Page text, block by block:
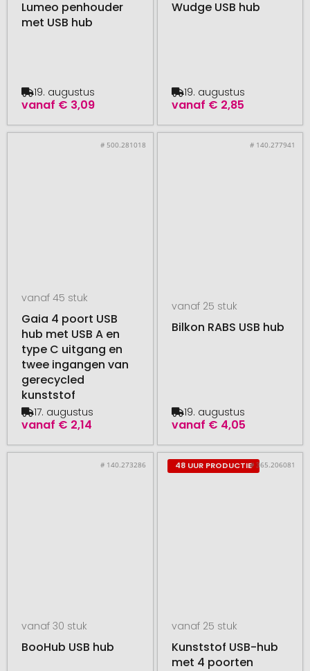
Lumeo penhouder
met USB hub
vanaf € 3,09
19. augustus
Wudge USB hub
vanaf € 2,85
19. augustus
# 500.281018
vanaf 45 stuk
Gaia 4 poort USB
hub met USB A en
type C uitgang en
twee ingangen van
gerecycled
kunststof
vanaf € 2,14
17. augustus
# 140.277941
vanaf 25 stuk
Bilkon RABS USB hub
vanaf € 4,05
19. augustus
# 140.273286
vanaf 30 stuk
BooHub USB hub
48 UUR PRODUCTIE# 365.206081
vanaf 25 stuk
Kunststof USB-hub
met 4 poorten